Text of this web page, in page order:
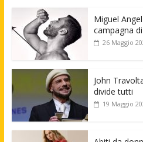
Miguel
campagna
26 Maggio
John
divide tutti
19 Maggio